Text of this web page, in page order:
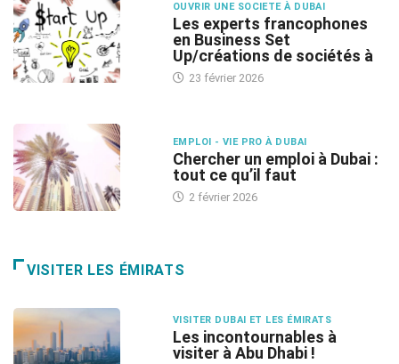
OUVRIR UNE SOCIETE À DUBAI
Les experts francophones
en Business Set
Up/créations de sociétés à
23 février 2026
EMPLOI - VIE PRO À DUBAI
Chercher un emploi à Dubai :
tout ce qu’il faut
2 février 2026
VISITER LES ÉMIRATS
VISITER DUBAI ET LES ÉMIRATS
Les incontournables à
visiter à Abu Dhabi !